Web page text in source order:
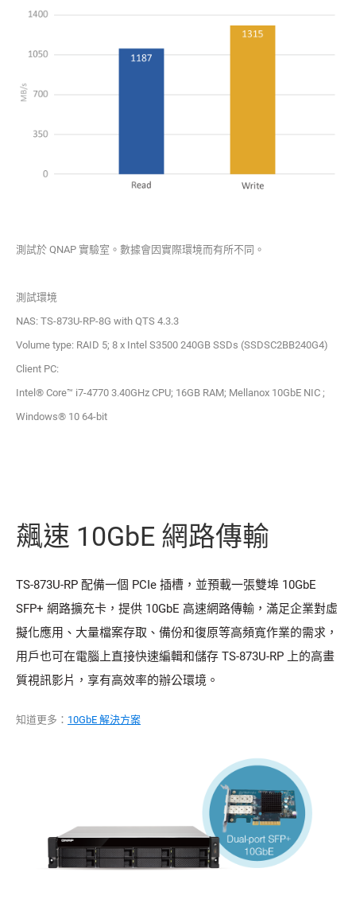
測試於 QNAP 實驗室。數據會因實際環境而有所不同。
測試環境
NAS: TS-873U-RP-8G with QTS 4.3.3
Volume type: RAID 5; 8 x Intel S3500 240GB SSDs (SSDSC2BB240G4)
Client PC:
Intel® Core™ i7-4770 3.40GHz CPU; 16GB RAM; Mellanox 10GbE NIC ;
Windows® 10 64-bit
飆速 10GbE 網路傳輸
TS-873U-RP 配備一個 PCIe 插槽，並預載一張雙埠 10GbE
SFP+ 網路擴充卡，提供 10GbE 高速網路傳輸，滿足企業對虛
擬化應用、大量檔案存取、備份和復原等高頻寬作業的需求，
用戶也可在電腦上直接快速編輯和儲存 TS-873U-RP 上的高畫
質視訊影片，享有高效率的辦公環境。
知道更多： 10GbE 解決方案